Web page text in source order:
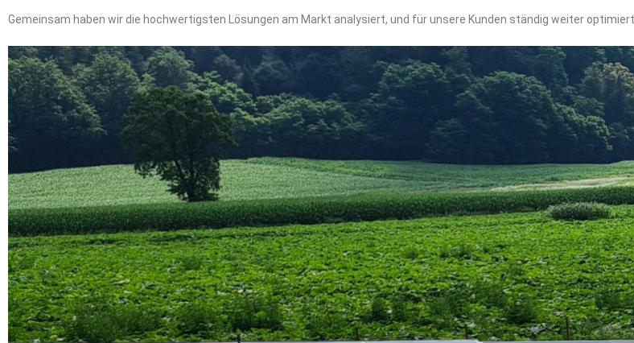
Gemeinsam haben wir die hochwertigsten Lösungen am Markt analysiert, und für unsere Kunden ständig weiter optimiert.